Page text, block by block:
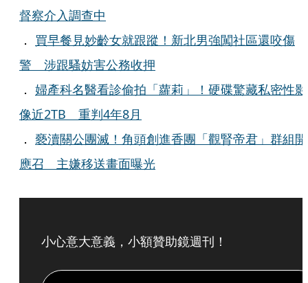
督察介入調查中
． 買早餐見妙齡女就跟蹤！新北男強闖社區還咬傷
警 涉跟騷妨害公務收押
． 婦產科名醫看診偷拍「蘿莉」！硬碟驚藏私密性影
像近2TB 重判4年8月
． 褻瀆關公團滅！角頭創進香團「觀腎帝君」群組開
應召 主嫌移送畫面曝光
小心意大意義，小額贊助鏡週刊！